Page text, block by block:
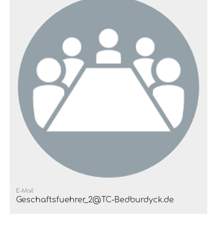
E-Mail
Geschaftsfuehrer_2@TC-Bedburdyck.de